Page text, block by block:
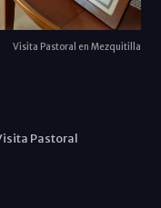
Visita Pastoral en Mezquitilla
Pastoral